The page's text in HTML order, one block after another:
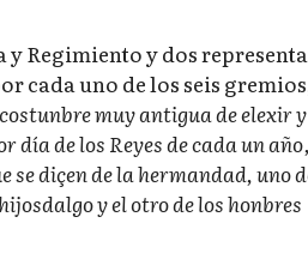
y Regimiento y dos
cada uno de los seis
muy antigua de elexir y
día de los Reyes de cada un
se diçen de la hermandad, uno
y el otro de los honbres